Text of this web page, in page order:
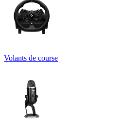
Volants de course